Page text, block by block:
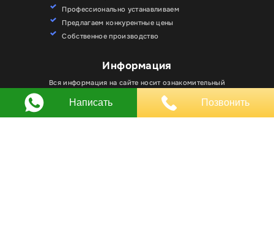
Профессионально устанавливаем
Предлагаем конкурентные цены
Собственное производство
Информация
Вся информация на сайте носит ознакомительный
характер и не является публичной офертой.
файлы cookie. Вы всегда можете отключить файлы
cookie в настройках браузера.
Написать Позвонить